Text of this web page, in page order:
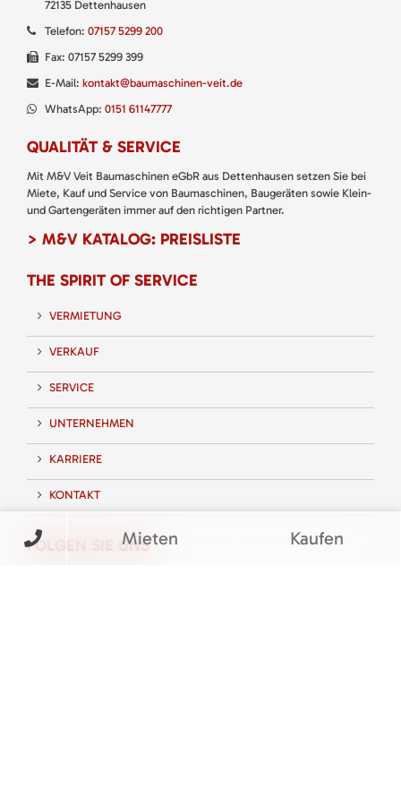
72135 Dettenhausen
Telefon: 07157 5299 200
Fax: 07157 5299 399
E-Mail: kontakt@baumaschinen-veit.de
WhatsApp: 0151 61147777
QUALITÄT & SERVICE
Mit M&V Veit Baumaschinen eGbR aus Dettenhausen setzen Sie bei
Miete, Kauf und Service von Baumaschinen, Baugeräten sowie Klein-
und Gartengeräten immer auf den richtigen Partner.
> M&V KATALOG: PREISLISTE
THE SPIRIT OF SERVICE
VERMIETUNG
VERKAUF
SERVICE
UNTERNEHMEN
KARRIERE
KONTAKT
FOLGEN SIE UNSMieten Kaufen